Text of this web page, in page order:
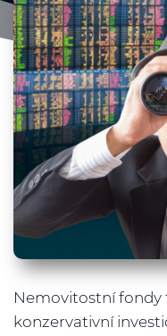
Nemovitostní fondy
konzervativní